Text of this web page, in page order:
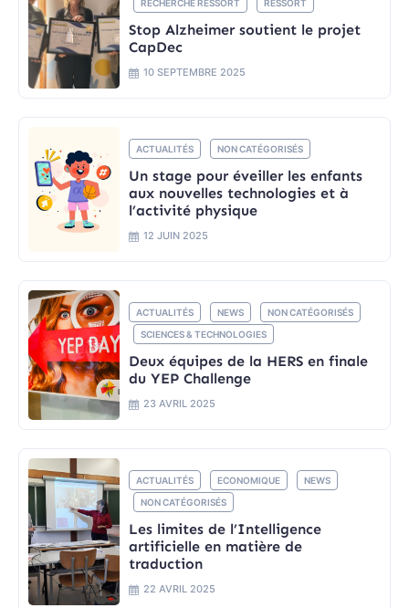
RECHERCHE RESSORT
RESSORT
Stop Alzheimer soutient le projet
CapDec
10 SEPTEMBRE 2025
ACTUALITÉS NON CATÉGORISÉS
Un stage pour éveiller les enfants
aux nouvelles technologies et à
l’activité physique
12 JUIN 2025
ACTUALITÉS NEWS
NON CATÉGORISÉS
SCIENCES & TECHNOLOGIES
Deux équipes de la HERS en finale
du YEP Challenge
23 AVRIL 2025
ACTUALITÉS ECONOMIQUE
NEWS
NON CATÉGORISÉS
Les limites de l’Intelligence
artificielle en matière de
traduction
22 AVRIL 2025